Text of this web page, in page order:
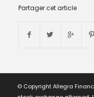
Partager cet article
© Copyright Allegra